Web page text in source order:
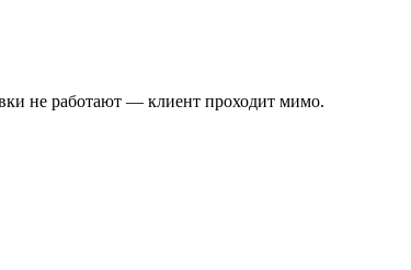
не работают — клиент проходит мимо.